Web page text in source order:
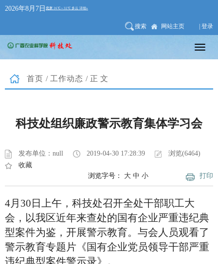
2026年8月7日
搜索 网站主页 | 登录
首页 / 工作动态 /正文
科技处组织廉政警示教育集体学习会
发布单位：null 2019-04-30 17:28:39
浏览(6464)
收藏
打印
浏览字号： 大 中 小
4月 30 日上午，科技处召开全处干部职工大
会，以我区近年来查处的国有企业严重违纪典
型案件为鉴，开展警示教育。与会人员观看了
警示教育专题片《国有企业党员领导干部严重
违纪典型案件警示录》。